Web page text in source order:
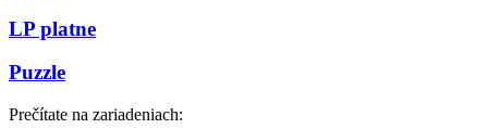
LP platne
Puzzle
Prečítate na zariadeniach: